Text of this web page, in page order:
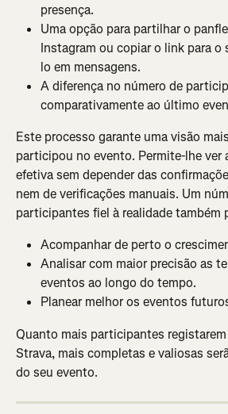
presença.
Uma opção para partilhar o
Instagram ou copiar o link para o
lo em mensagens.
A diferença no número de
comparativamente ao último
Este processo garante uma visão
participou no evento. Permite-lhe ver
efetiva sem depender das
nem de verificações manuais. Um
participantes fiel à realidade também
Acompanhar de perto o
Analisar com maior precisão as
eventos ao longo do tempo.
Planear melhor os eventos
Quanto mais participantes
Strava, mais completas e valiosas
do seu evento.